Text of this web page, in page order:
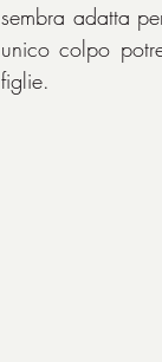
sembra adatta
unico colpo
figlie.